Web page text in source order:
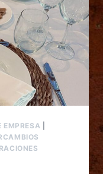
EMPRESA